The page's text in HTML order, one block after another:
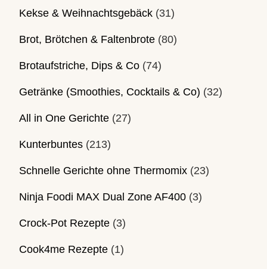
Kekse & Weihnachtsgebäck (31)
Brot, Brötchen & Faltenbrote (80)
Brotaufstriche, Dips & Co (74)
Getränke (Smoothies, Cocktails & Co) (32)
All in One Gerichte (27)
Kunterbuntes (213)
Schnelle Gerichte ohne Thermomix (23)
Ninja Foodi MAX Dual Zone AF400 (3)
Crock-Pot Rezepte (3)
Cook4me Rezepte (1)